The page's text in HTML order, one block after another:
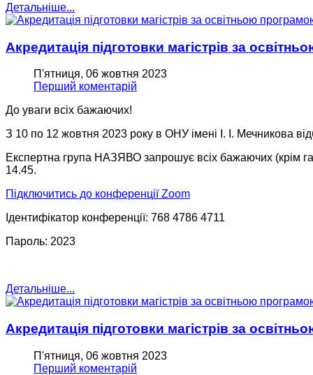
Детальніше...
Акредитація підготовки магістрів за
П'ятниця, 06 жовтня 2023
Перший коментарій
До уваги всіх бажаючих!
З 10 по 12 жовтня 2023 року в ОНУ імені І. І. Мечникова
Експертна група НАЗЯВО запрошує всіх бажаючих (крім
14.45.
Підключитись до конференції Zoom
Ідентифікатор конференції: 768 4786 4711
Пароль: 2023
Детальніше...
Акредитація підготовки магістрів за
П'ятниця, 06 жовтня 2023
Перший коментарій